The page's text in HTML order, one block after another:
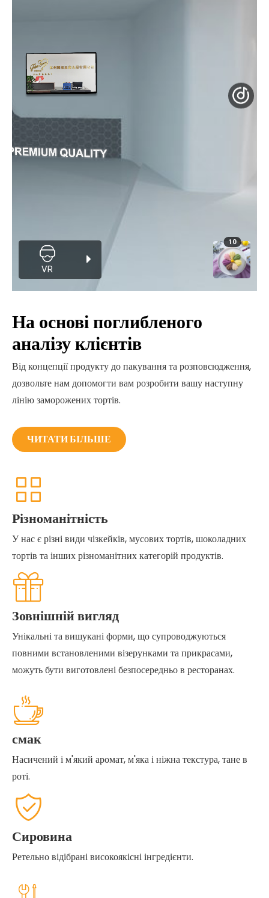
На основі поглибленого
аналізу клієнтів
Від концепції продукту до пакування та розповсюдження,
дозвольте нам допомогти вам розробити вашу наступну
лінію заморожених тортів.
ЧИТАТИ БІЛЬШЕ
Різноманітність
У нас є різні види чізкейків, мусових тортів, шоколадних
тортів та інших різноманітних категорій продуктів.
Зовнішній вигляд
Унікальні та вишукані форми, що супроводжуються
повними встановленими візерунками та прикрасами,
можуть бути виготовлені безпосередньо в ресторанах.
смак
Насичений і м'який аромат, м'яка і ніжна текстура, тане в
роті.
Сировина
Ретельно відібрані високоякісні інгредієнти.